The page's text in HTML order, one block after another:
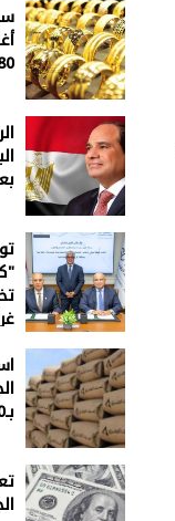
بـ4000 جنيه